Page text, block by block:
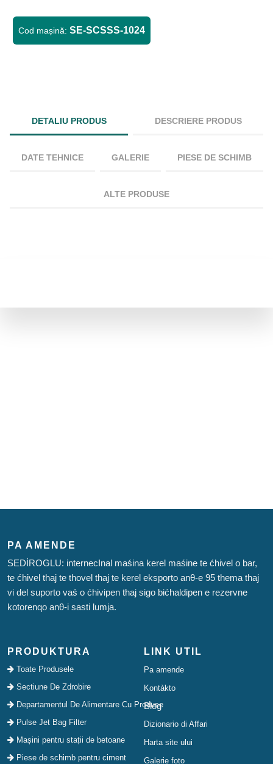
Cod mașină: SE-SCSSS-1024
DETALIU PRODUS DESCRIERE PRODUS
DATE TEHNICE GALERIE PIESE DE SCHIMB
ALTE PRODUSE
PA AMENDE
SEDİROGLU: internecInal maśina kerel maśine te ćhivel o bar,
te ćhivel thaj te thovel thaj te kerel eksporto anθ-e 95 thema thaj
vi del suporto vaś o ćhivipen thaj sigo bićhaldipen e rezervne
kotorenqo anθ-i sasti lumja.
PRODUKTURA
Toate Produsele
Sectiune De Zdrobire
Departamentul De Alimentare Cu Produse
Pulse Jet Bag Filter
Mașini pentru stații de betoane
Piese de schimb pentru ciment
LINK UTIL
Pa amende
Kontàkto
Blog
Dizionario di Affari
Harta site ului
Galerie foto